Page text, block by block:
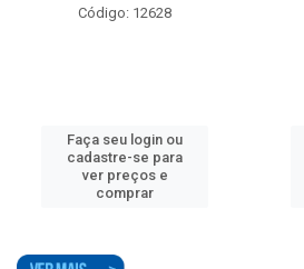
Código: 12628
Faça seu login ou
cadastre-se para
ver preços e
comprar